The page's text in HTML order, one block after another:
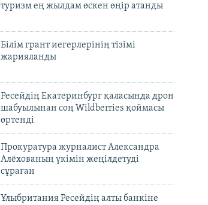
туризм ең жылдам өскен өңір атанды
Білім грант иегерлерінің тізімі
жарияланды
Ресейдің Екатеринбург қаласында дрон
шабуылынан соң Wildberries қоймасы
өртенді
Прокуратура журналист Александра
Алёхованың үкімін жеңілдетуді
сұраған
Ұлыбритания Ресейдің алты банкіне